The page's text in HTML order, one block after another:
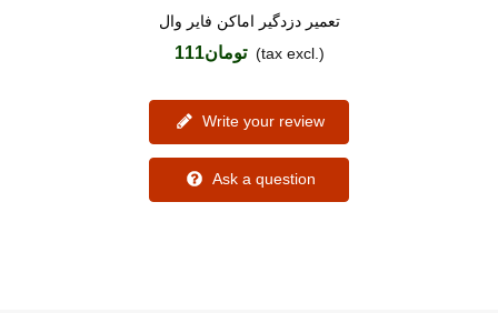
تعمیر دزدگیر اماکن فایر وال
تومان111 (tax excl.)
Write your review
Ask a question